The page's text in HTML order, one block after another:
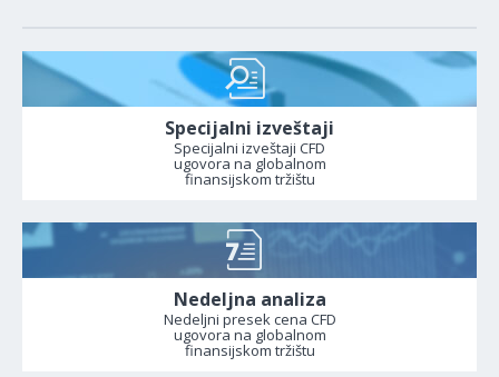
Specijalni izveštaji
Specijalni izveštaji CFD
ugovora na globalnom
finansijskom tržištu
Nedeljna analiza
Nedeljni presek cena CFD
ugovora na globalnom
finansijskom tržištu